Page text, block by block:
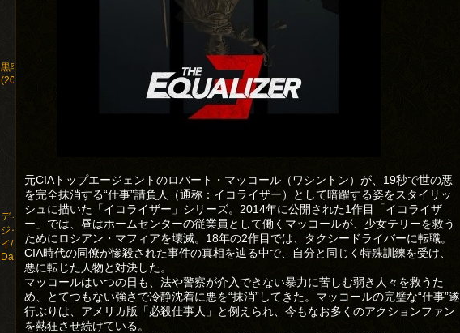
黒牢城
(2026)
ディスクロー
ジャー・デ
イ/Disclosure
Day(2026)
元CIAトップエージェントのロバート・マッコール（ワシントン）が、19秒で世の悪
を完全抹消する“仕事”請負人（通称：イコライザー）として暗躍する姿をスタイリッ
シュに描いた「イコライザー」シリーズ。2014年に公開された1作目「イコライザ
ー」では、昼はホームセンターの従業員として働くマッコールが、少女テリーを救う
ためにロシアン・マフィアを壊滅。18年の2作目では、タクシードライバーに転職。
CIA時代の同僚が惨殺された事件の真相を辿る中で、自分と同じく特殊訓練を受け、
悪に転じた人物と対決した。
マッコールはいつの日も、法や警察が介入できない暴力に苦しむ弱き人々を救うた
め、とてつもない強さで冷静沈着に悪を“抹消”してきた。マッコールの完璧な“仕事”遂
行ぶりは、アメリカ版「必殺仕事人」と例えられ、今もなお多くのアクションファン
を熱狂させ続けている。